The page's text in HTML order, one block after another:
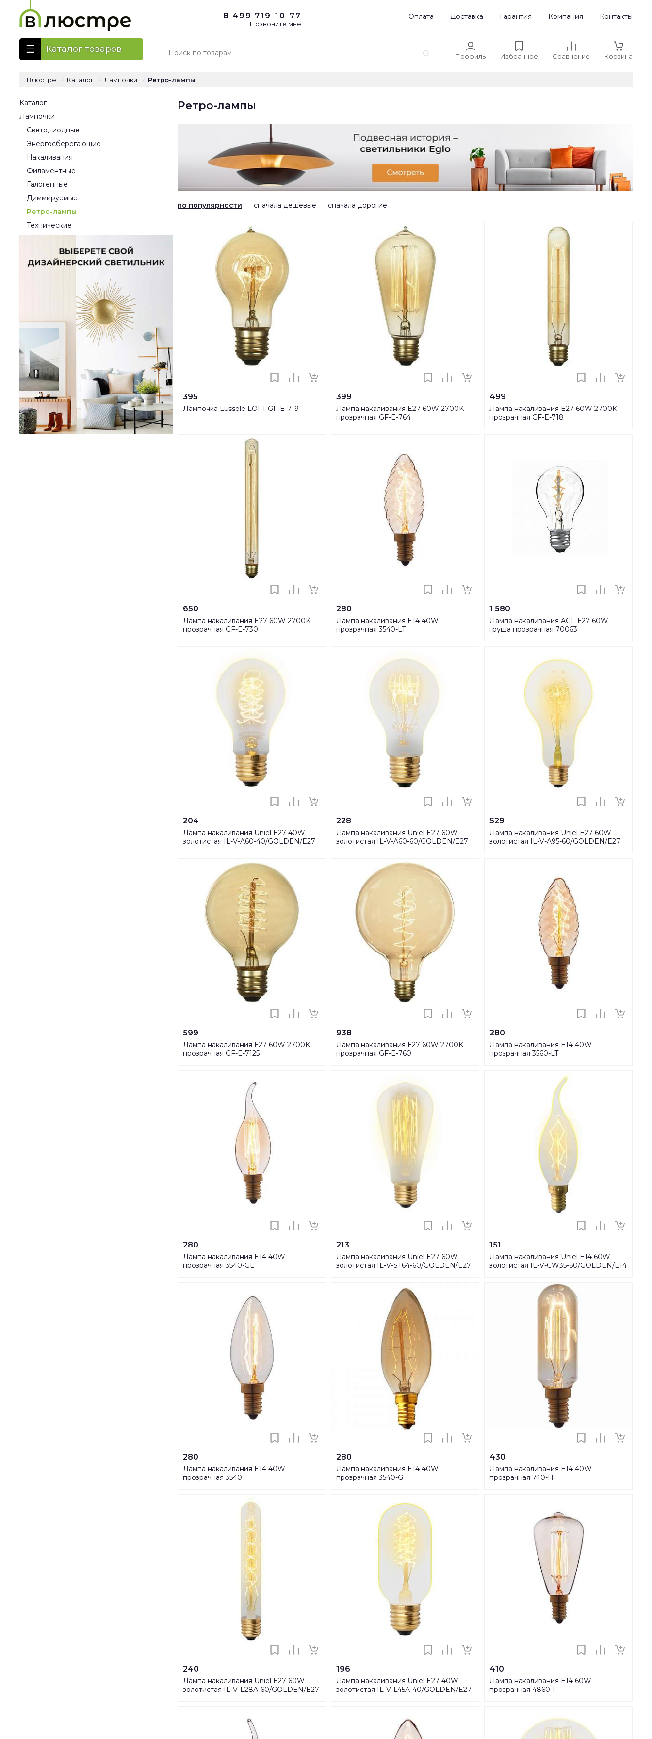
8 499 719-10-77
Позвоните мне
Оплата Доставка Гарантия Компания Контакты
Каталог товаров
Профиль Избранное Сравнение Корзина
Влюстре / Каталог / Лампочки / Ретро-лампы
Каталог
Лампочки
Светодиодные
Энергосберегающие
Накаливания
Филаментные
Галогенные
Диммируемые
Ретро-лампы
Технические
Ретро-лампы
по популярности сначала дешевые сначала дорогие
395
Лампочка Lussole LOFT GF-E-719
399
Лампа накаливания E27 60W 2700K
прозрачная GF-E-764
499
Лампа накаливания E27 60W 2700K
прозрачная GF-E-718
650
Лампа накаливания E27 60W 2700K
прозрачная GF-E-730
280
Лампа накаливания E14 40W
прозрачная 3540-LT
1 580
Лампа накаливания AGL Е27 60W
груша прозрачная 70063
204
Лампа накаливания Uniel E27 40W
золотистая IL-V-A60-40/GOLDEN/E27
228
Лампа накаливания Uniel E27 60W
золотистая IL-V-A60-60/GOLDEN/E27
529
Лампа накаливания Uniel E27 60W
золотистая IL-V-A95-60/GOLDEN/E27
599
Лампа накаливания Е27 60W 2700K
прозрачная GF-E-7125
938
Лампа накаливания Е27 60W 2700K
прозрачная GF-E-760
280
Лампа накаливания E14 40W
прозрачная 3560-LT
280
Лампа накаливания E14 40W
прозрачная 3540-GL
213
Лампа накаливания Uniel E27 60W
золотистая IL-V-ST64-60/GOLDEN/E27
151
Лампа накаливания Uniel E14 60W
золотистая IL-V-CW35-60/GOLDEN/E14
280
Лампа накаливания E14 40W
прозрачная 3540
280
Лампа накаливания E14 40W
прозрачная 3540-G
430
Лампа накаливания E14 40W
прозрачная 740-H
240
Лампа накаливания Uniel E27 60W
золотистая IL-V-L28A-60/GOLDEN/E27
196
Лампа накаливания Uniel E27 40W
золотистая IL-V-L45A-40/GOLDEN/E27
410
Лампа накаливания E14 60W
прозрачная 4860-F